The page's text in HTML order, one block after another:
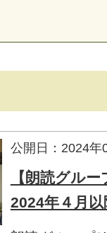
公開日：2024年
【朗読グルー
2024年４月以